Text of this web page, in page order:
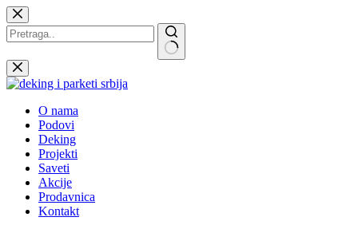
Skip
to
content
Nema
rezultata
O nama
Podovi
Deking
Projekti
Saveti
Akcije
Prodavnica
Kontakt